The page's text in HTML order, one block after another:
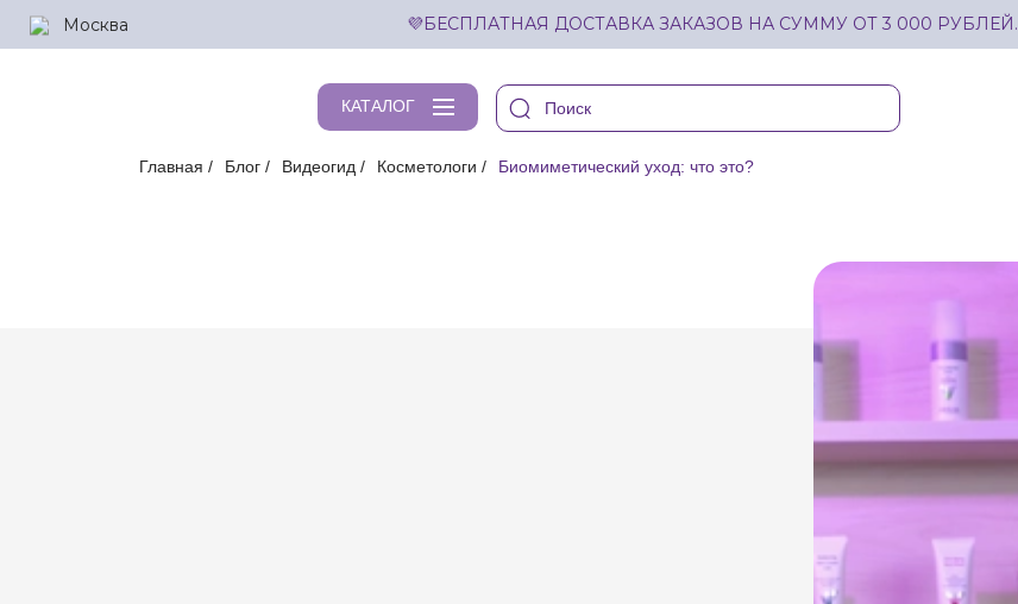
💜БЕСПЛАТНАЯ ДОСТАВКА ЗАКАЗОВ НА СУММУ ОТ 3 000 РУБЛЕЙ.
Москва
КАТАЛОГ
Главная Блог Видеогид Косметологи Биомиметический уход: что это?